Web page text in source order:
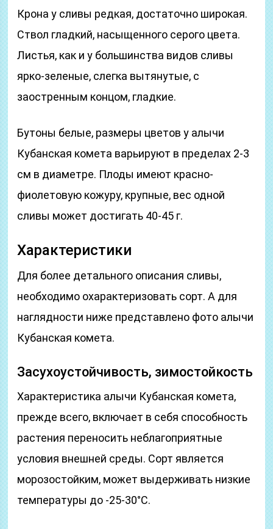
Крона у сливы редкая, достаточно широкая.
Ствол гладкий, насыщенного серого цвета.
Листья, как и у большинства видов сливы
ярко-зеленые, слегка вытянутые, с
заостренным концом, гладкие.
Бутоны белые, размеры цветов у алычи
Кубанская комета варьируют в пределах 2-3
см в диаметре. Плоды имеют красно-
фиолетовую кожуру, крупные, вес одной
сливы может достигать 40-45 г.
Характеристики
Для более детального описания сливы,
необходимо охарактеризовать сорт. А для
наглядности ниже представлено фото алычи
Кубанская комета.
Засухоустойчивость, зимостойкость
Характеристика алычи Кубанская комета,
прежде всего, включает в себя способность
растения переносить неблагоприятные
условия внешней среды. Сорт является
морозостойким, может выдерживать низкие
температуры до -25-30°С.